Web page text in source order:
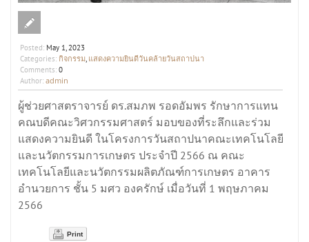
Posted: May 1, 2023
Categories: กิจกรรม, แสดงความยินดีวันคล้ายวันสถาปนา
Comments: 0
Author: admin
ผู้ช่วยศาสตราจารย์ ดร.สมภพ รอดอัมพร รักษาการแทน
คณบดีคณะวิศวกรรมศาสตร์ มอบของที่ระลึกและร่วม
แสดงความยินดี ในโครงการวันสถาปนาคณะเทคโนโลยี
และนวัตกรรมการเกษตร ประจำปี 2566 ณ คณะ
เทคโนโลยีและนวัตกรรมผลิตภัณฑ์การเกษตร อาคาร
อำนวยการ ชั้น 5 มศว องครักษ์ เมื่อวันที่ 1 พฤษภาคม
2566
Print